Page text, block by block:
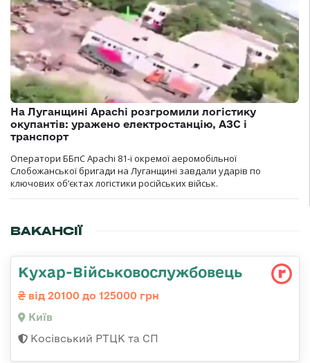
На Луганщині Apachi розгромили логістику
окупантів: уражено електростанцію, АЗС і
транспорт
Оператори ББпС Apachi 81-ї окремої аеромобільної
Слобожанської бригади на Луганщині завдали ударів по
ключових об’єктах логістики російських військ.
ВАКАНСІЇ
Кухар-Військовослужбовець
від 20100 до 125000 грн
Київ
Косівський РТЦК та СП